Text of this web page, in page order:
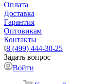
Оплата
Доставка
Гарантия
Оптовикам
Контакты
8 (499) 444-30-25
Задать вопрос
Войти